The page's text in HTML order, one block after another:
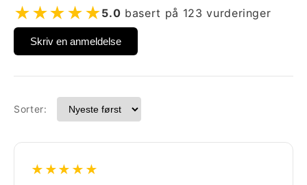
★★★★★5.0 basert på 123 vurderinger
Skriv en anmeldelse
Sorter:
★★★★★